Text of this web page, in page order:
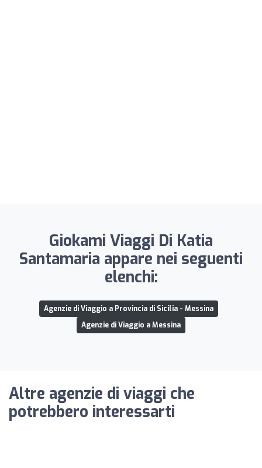
Giokami Viaggi Di Katia
Santamaria appare nei seguenti
elenchi:
Agenzie di Viaggio a Provincia di Sicilia - Messina
Agenzie di Viaggio a Messina
Altre agenzie di viaggi che
potrebbero interessarti